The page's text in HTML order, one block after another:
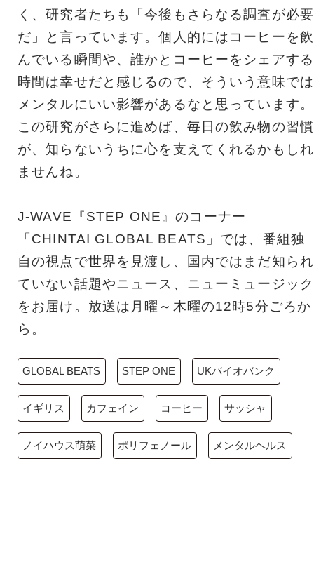
く、研究者たちも「今後もさらなる調査が必要
だ」と言っています。個人的にはコーヒーを飲
んでいる瞬間や、誰かとコーヒーをシェアする
時間は幸せだと感じるので、そういう意味では
メンタルにいい影響があるなと思っています。
この研究がさらに進めば、毎日の飲み物の習慣
が、知らないうちに心を支えてくれるかもしれ
ませんね。
J-WAVE『STEP ONE』のコーナー
「CHINTAI GLOBAL BEATS」では、番組独
自の視点で世界を見渡し、国内ではまだ知られ
ていない話題やニュース、ニューミュージック
をお届け。放送は月曜～木曜の12時5分ごろか
ら。
GLOBAL BEATS STEP ONE UKバイオバンク
イギリス カフェイン コーヒー サッシャ
ノイハウス萌菜 ポリフェノール メンタルヘルス